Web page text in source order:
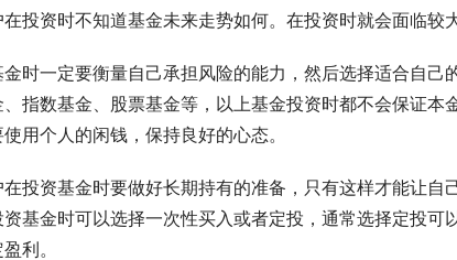
投资时不知道基金未来走势如何。在投资时就会面临较
金时一定要衡量自己承担风险的能力，然后选择适合自己
指数基金、股票基金等，以上基金投资时都不会保证本
用个人的闲钱，保持良好的心态。
投资基金时要做好长期持有的准备，只有这样才能让自
基金时可以选择一次性买入或者定投，通常选择定投可
利。